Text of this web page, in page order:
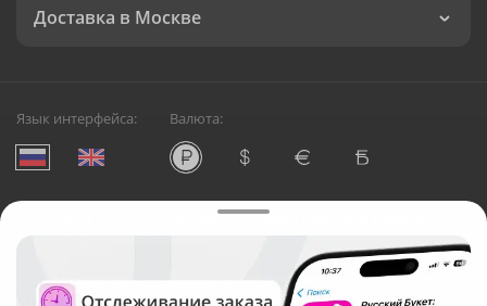
Доставка в Москве
Язык интерфейса: Валюта:
Служба круглосуточной доставки цветов в Москве
Русский Букет, 2026
Общество с ограниченной ответственностью «Технология»
ОГРН: 1195476081745, ИНН: 5410081997